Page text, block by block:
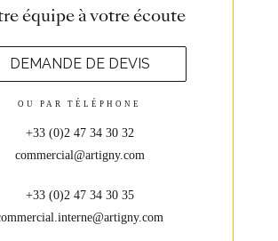
équipe à votre écoute
DEMANDE DE DEVIS
OU PAR TÉLÉPHONE
+33 (0)2 47 34 30 32
commercial@artigny.com
+33 (0)2 47 34 30 35